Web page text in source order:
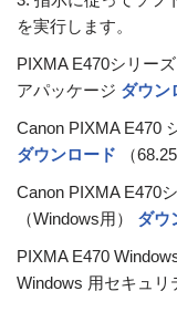
を実行します。
PIXMA E470シリー
アパッケージ ダウン
Canon PIXMA E470
ダウンロード
（
Canon PIXMA E470
（Windows用） ダウ
PIXMA E470
Windows 用セキュリ